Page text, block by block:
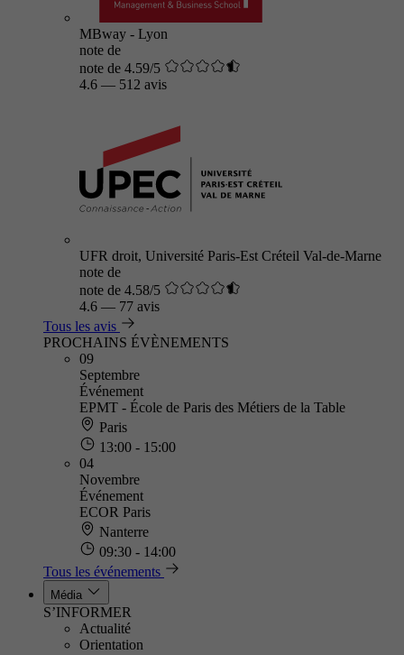
MBway - Lyon
note de
note de 4.59/5
4.6 — 512 avis
UFR droit, Université Paris-Est Créteil Val-de-Marne
note de
note de 4.58/5
4.6 — 77 avis
Tous les avis
PROCHAINS ÉVÈNEMENTS
09
Septembre
Événement
EPMT - École de Paris des Métiers de la Table
Paris
13:00 - 15:00
04
Novembre
Événement
ECOR Paris
Nanterre
09:30 - 14:00
Tous les événements
Média
S’INFORMER
Actualité
Orientation